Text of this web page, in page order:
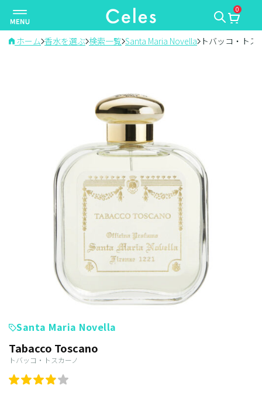
ナ
ビ
ゲ
0
ホーム 香水を選ぶ 検索一覧 Santa Maria Novella トバッコ・トス
Santa Maria Novella
Tabacco Toscano
トバッコ・トスカーノ